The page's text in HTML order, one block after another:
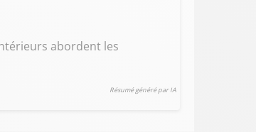
abordent les
Résumé généré par IA